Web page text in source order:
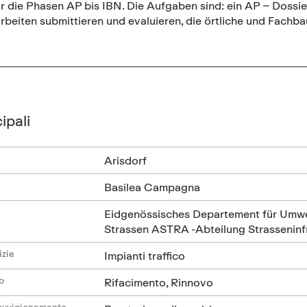
die Phasen AP bis IBN. Die Aufgaben sind: ein AP –
submittieren und evaluieren, die örtliche und
Arisdorf
Basilea Campagna
Eidgenössisches Departement für
Strassen ASTRA -Abteilung
Impianti traffico
Rifacimento, Rinnovo